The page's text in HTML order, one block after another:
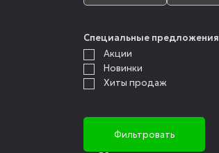
Специальные предложения
Акции
Новинки
Хиты продаж